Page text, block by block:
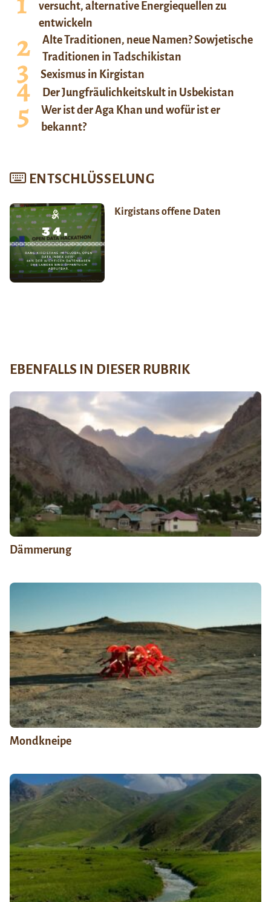
versucht, alternative Energiequellen zu
entwickeln
Alte Traditionen, neue Namen? Sowjetische
Traditionen in Tadschikistan
Sexismus in Kirgistan
Der Jungfräulichkeitskult in Usbekistan
Wer ist der Aga Khan und wofür ist er
bekannt?
ENTSCHLÜSSELUNG
Kirgistans offene Daten
EBENFALLS IN DIESER RUBRIK
Dämmerung
Mondkneipe